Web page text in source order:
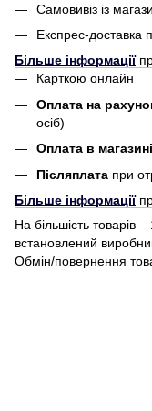
Самовивіз із
Експрес-доставка
Більше інформації
Карткою онлайн
Оплата на
осіб)
Оплата в магазині
Післяплата при
Більше інформації
На більшість товарів
встановлений
Обмін/повернення